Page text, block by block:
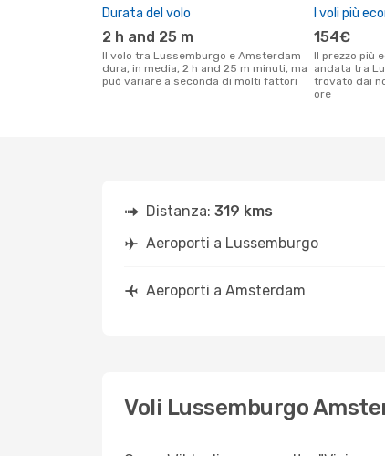
Durata del volo
2 h and 25 m
Il volo tra Lussemburgo e Amsterdam
dura, in media, 2 h and 25 m minuti, ma
può variare a seconda di molti fattori
I voli più
154€
Il prezzo più economico per un volo solo
andata tra
trovato dai
ore
Distanza: 319 kms
Aeroporti a Lussemburgo
Aeroporti a Amsterdam
Voli Lussemburgo